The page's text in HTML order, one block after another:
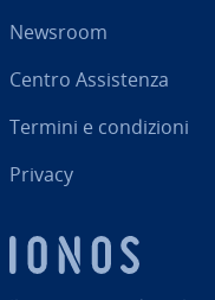
Newsroom
Centro As­si­sten­za
Termini e con­di­zio­ni
Privacy